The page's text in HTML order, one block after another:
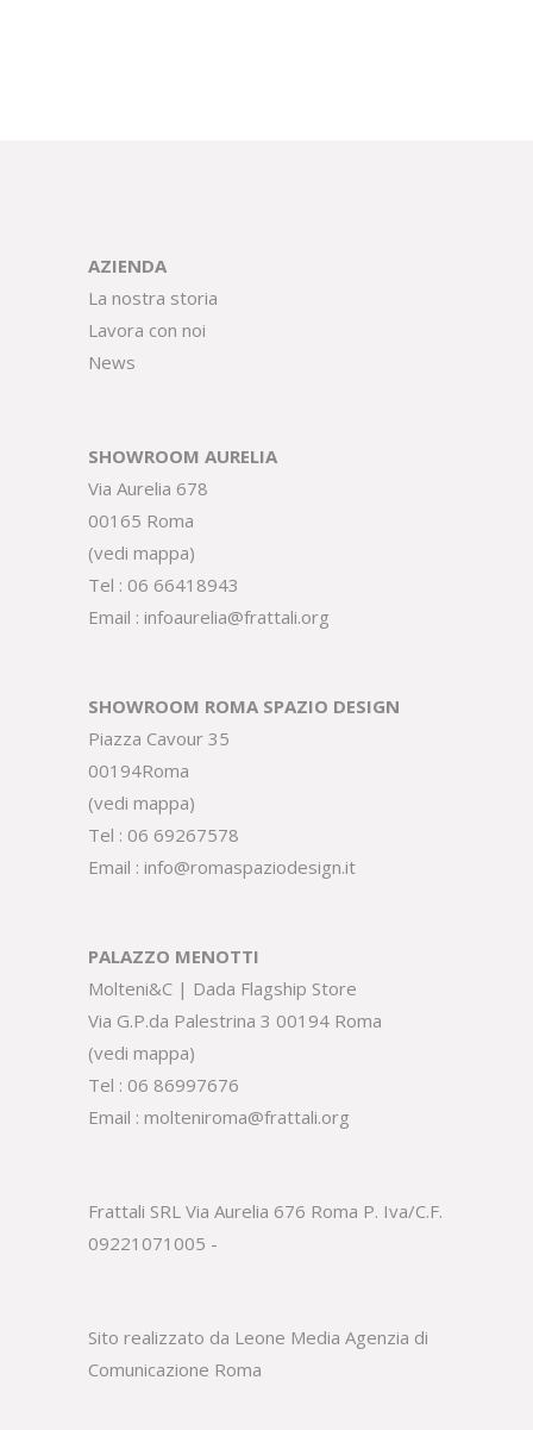
AZIENDA
La nostra storia
Lavora con noi
News
SHOWROOM AURELIA
Via Aurelia 678
00165 Roma
(vedi mappa)
Tel : 06 66418943
Email : infoaurelia@frattali.org
SHOWROOM ROMA SPAZIO DESIGN
Piazza Cavour 35
00194Roma
(vedi mappa)
Tel : 06 69267578
Email : info@romaspaziodesign.it
PALAZZO MENOTTI
Molteni&C | Dada Flagship Store
Via G.P.da Palestrina 3 00194 Roma
(vedi mappa)
Tel : 06 86997676
Email : molteniroma@frattali.org
Frattali SRL Via Aurelia 676 Roma P. Iva/C.F.
09221071005 -
Sito realizzato da Leone Media Agenzia di
Comunicazione Roma